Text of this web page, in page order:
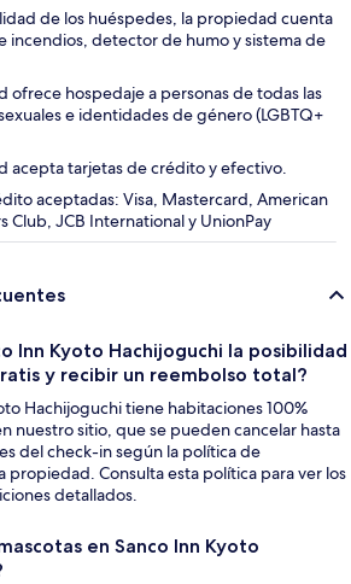
de los huéspedes, la propiedad cuenta
incendios, detector de humo y sistema de
ofrece hospedaje a personas de todas las
e identidades de género (LGBTQ+
acepta tarjetas de crédito y efectivo.
aceptadas: Visa, Mastercard, American
Club, JCB International y UnionPay
Inn Kyoto Hachijoguchi la posibilidad
y recibir un reembolso total?
Hachijoguchi tiene habitaciones 100%
nuestro sitio, que se pueden cancelar hasta
del check-in según la política de
propiedad. Consulta esta política para ver los
detallados.
en Sanco Inn Kyoto